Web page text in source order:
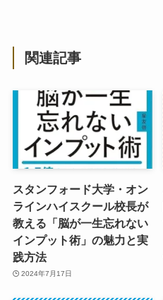
関連記事
スタンフォード大学・オン
ラインハイスクール校長が
教える「脳が一生忘れない
インプット術」の魅力と実
践方法
2024年7月17日